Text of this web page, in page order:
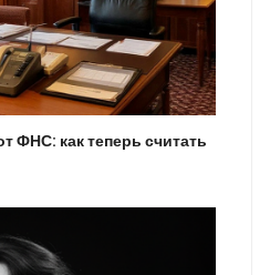
ФНС: как теперь считать